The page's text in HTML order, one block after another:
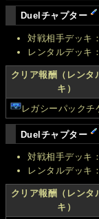
Duelチャプター
対戦相手デッキ：
レンタルデッキ：
クリア報酬（レンタ
キ）
レガシーパックチ
Duelチャプター
対戦相手デッキ：
レンタルデッキ：
クリア報酬（レンタ
キ）